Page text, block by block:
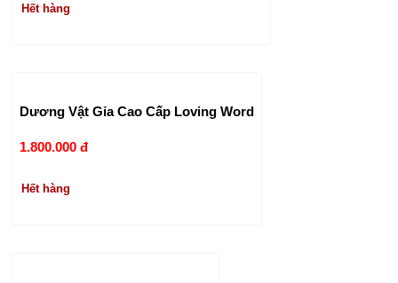
Hết hàng
Dương Vật Gỉa Cao Cấp Loving Word
1.800.000 đ
Hết hàng